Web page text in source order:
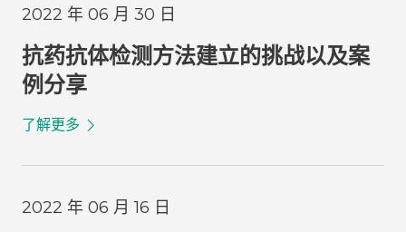
2022 年 06 月 30 日
抗药抗体检测方法建立的挑战以及案
例分享
了解更多
2022 年 06 月 16 日